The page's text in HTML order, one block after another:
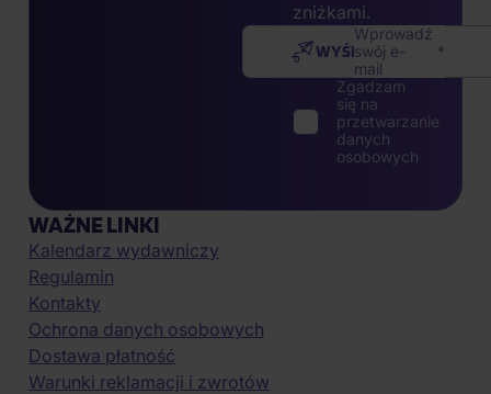
zniżkami.
Wprowadź
swój e-
mail
WYŚLIJ
Zgadzam
się na
przetwarzanie
danych
osobowych
WAŻNE LINKI
Kalendarz wydawniczy
Regulamin
Kontakty
Ochrona danych osobowych
Dostawa płatność
Warunki reklamacji i zwrotów